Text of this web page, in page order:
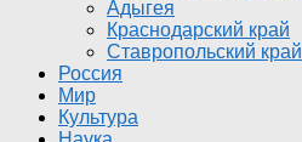
Адыгея
Краснодарский край
Ставропольский край
Россия
Мир
Культура